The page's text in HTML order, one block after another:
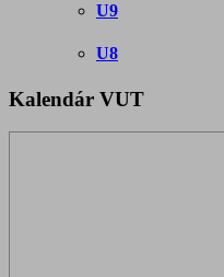
U9
U8
Kalendár VUT